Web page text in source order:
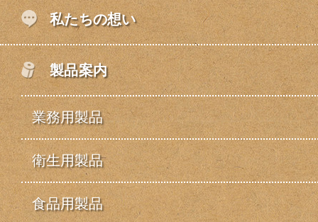
私たちの想い
製品案内
業務用製品
衛生用製品
食品用製品